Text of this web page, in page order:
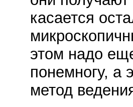
касается
этом надо
понемногу, а
метод